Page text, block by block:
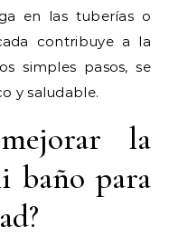
en las tuberías o
contribuye a la
simples pasos, se
y saludable.
la
baño para